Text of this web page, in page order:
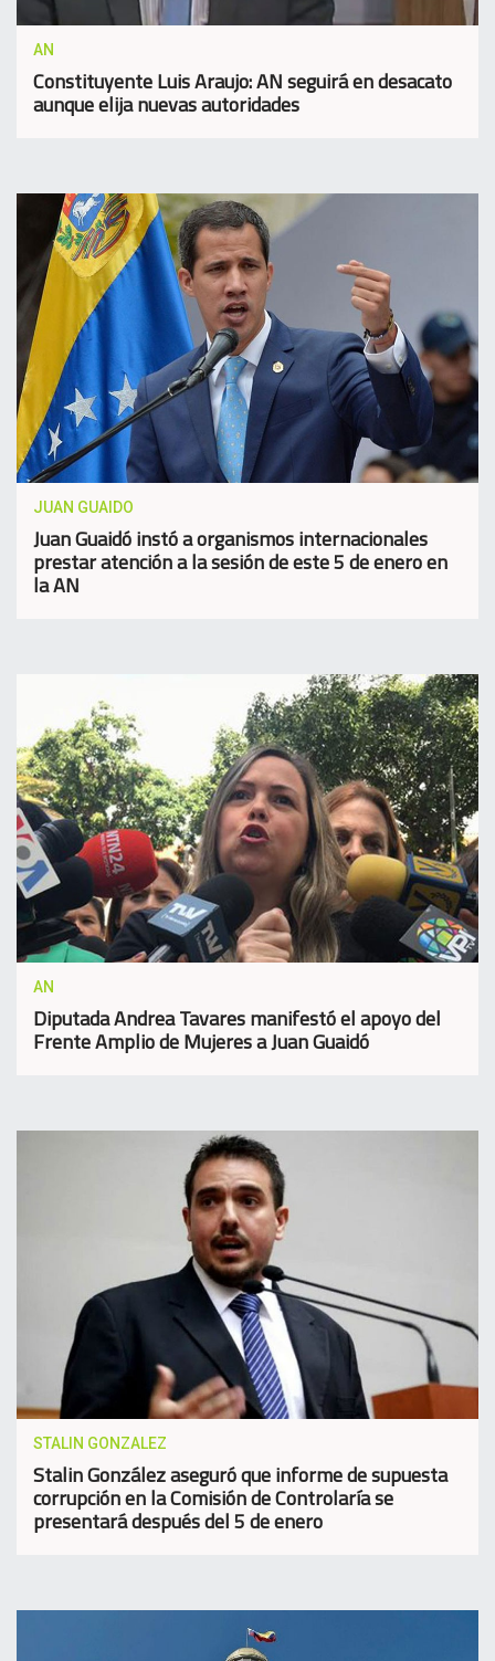
AN
Constituyente Luis Araujo: AN seguirá en desacato
aunque elija nuevas autoridades
JUAN GUAIDO
Juan Guaidó instó a organismos internacionales
prestar atención a la sesión de este 5 de enero en
la AN
AN
Diputada Andrea Tavares manifestó el apoyo del
Frente Amplio de Mujeres a Juan Guaidó
STALIN GONZALEZ
Stalin González aseguró que informe de supuesta
corrupción en la Comisión de Controlaría se
presentará después del 5 de enero